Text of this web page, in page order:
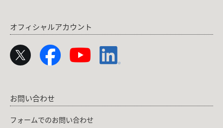
オフィシャルアカウント
お問い合わせ
フォームでのお問い合わせ